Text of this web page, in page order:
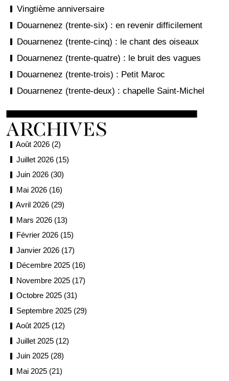
Vingtième anniversaire
Douarnenez (trente-six) : en revenir difficilement
Douarnenez (trente-cinq) : le chant des oiseaux
Douarnenez (trente-quatre) : le bruit des vagues
Douarnenez (trente-trois) : Petit Maroc
Douarnenez (trente-deux) : chapelle Saint-Michel
Août 2026 (2)
Juillet 2026 (15)
Juin 2026 (30)
Mai 2026 (16)
Avril 2026 (29)
Mars 2026 (13)
Février 2026 (15)
Janvier 2026 (17)
Décembre 2025 (16)
Novembre 2025 (17)
Octobre 2025 (31)
Septembre 2025 (29)
Août 2025 (12)
Juillet 2025 (12)
Juin 2025 (28)
Mai 2025 (21)